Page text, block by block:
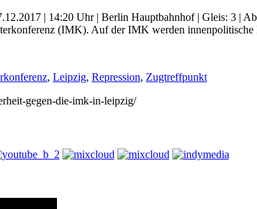
| 14:20 Uhr | Berlin Hauptbahnhof | Gleis: 3 |
(IMK). Auf der IMK werden
, Leipzig, Repression, Zugtreffpunkt
gegen-die-imk-in-leipzig/